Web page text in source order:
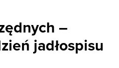
–
jadłospisu